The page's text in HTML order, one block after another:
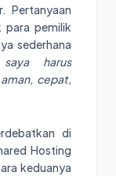
Pertanyaan
para pemilik
sederhana
harus
cepat,
di
Hosting
keduanya